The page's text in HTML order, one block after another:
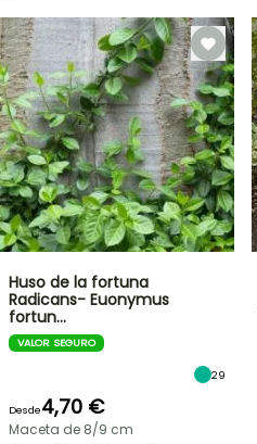
Huso de la fortuna
Radicans- Euonymus
fortun…
VALOR SEGURO
29
Desde4,70 €
Maceta de 8/9 cm